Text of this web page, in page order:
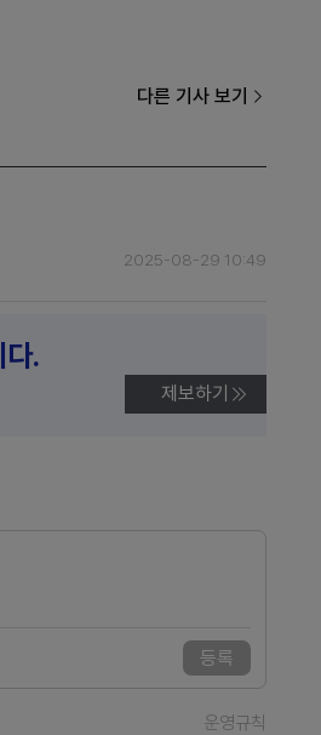
다른 기사 보기
2025-08-29 10:49
.
제보하기
등록
운영규칙